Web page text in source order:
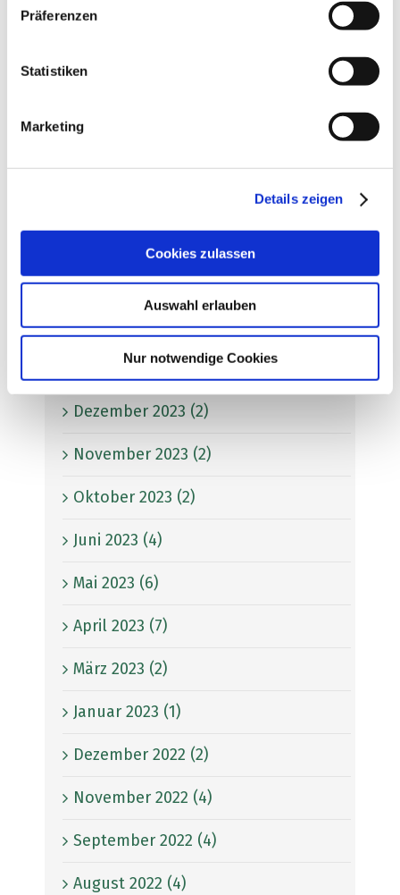
Präferenzen
Statistiken
Marketing
Details zeigen
Cookies zulassen
Auswahl erlauben
Nur notwendige Cookies
August 2025 (2)
Februar 2025 (6)
März 2024 (1)
Februar 2024 (3)
Januar 2024 (5)
Dezember 2023 (2)
November 2023 (2)
Oktober 2023 (2)
Juni 2023 (4)
Mai 2023 (6)
April 2023 (7)
März 2023 (2)
Januar 2023 (1)
Dezember 2022 (2)
November 2022 (4)
September 2022 (4)
August 2022 (4)